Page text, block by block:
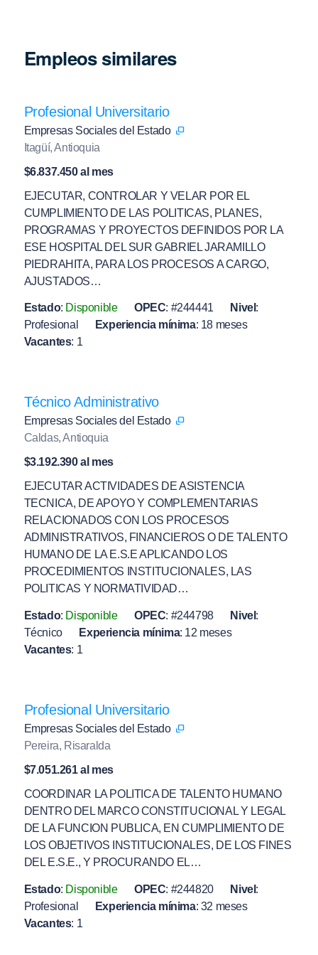
Empleos similares
Profesional Universitario
Empresas Sociales del Estado
Itagüí, Antioquia
$6.837.450 al mes
EJECUTAR, CONTROLAR Y VELAR POR EL
CUMPLIMIENTO DE LAS POLITICAS, PLANES,
PROGRAMAS Y PROYECTOS DEFINIDOS POR LA
ESE HOSPITAL DEL SUR GABRIEL JARAMILLO
PIEDRAHITA, PARA LOS PROCESOS A CARGO,
AJUSTADOS…
Estado: Disponible OPEC: #244441 Nivel :
Profesional
Experiencia mínima: 18 meses
Vacantes: 1
Técnico Administrativo
Empresas Sociales del Estado
Caldas, Antioquia
$3.192.390 al mes
EJECUTAR ACTIVIDADES DE ASISTENCIA
TECNICA, DE APOYO Y COMPLEMENTARIAS
RELACIONADOS CON LOS PROCESOS
ADMINISTRATIVOS, FINANCIEROS O DE TALENTO
HUMANO DE LA E.S.E APLICANDO LOS
PROCEDIMIENTOS INSTITUCIONALES, LAS
POLITICAS Y NORMATIVIDAD…
Estado: Disponible OPEC: #244798 Nivel :
Técnico
Experiencia mínima: 12 meses
Vacantes: 1
Profesional Universitario
Empresas Sociales del Estado
Pereira, Risaralda
$7.051.261 al mes
COORDINAR LA POLITICA DE TALENTO HUMANO
DENTRO DEL MARCO CONSTITUCIONAL Y LEGAL
DE LA FUNCION PUBLICA, EN CUMPLIMIENTO DE
LOS OBJETIVOS INSTITUCIONALES, DE LOS FINES
DEL E.S.E., Y PROCURANDO EL…
Estado: Disponible OPEC: #244820 Nivel :
Profesional
Experiencia mínima: 32 meses
Vacantes: 1